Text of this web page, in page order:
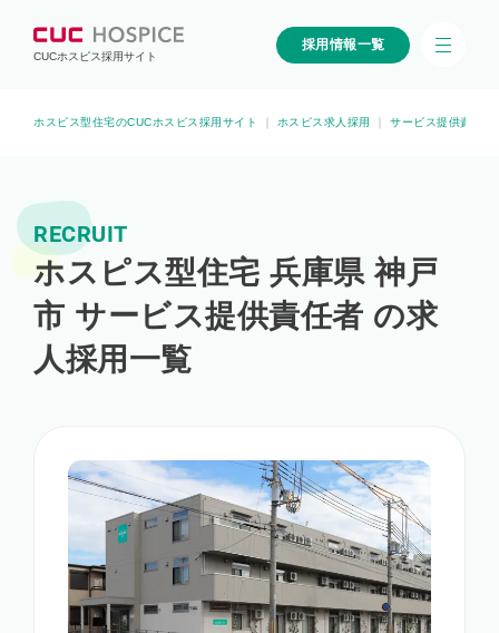
CUCホスピス採用サイト
採用情報一覧
ホスピス型住宅のCUCホスピス採用サイト ホスピス求人採用 サービス提供責任
RECRUIT
ホスピス型住宅 兵庫県 神戸
市 サービス提供責任者 の求
人採用一覧